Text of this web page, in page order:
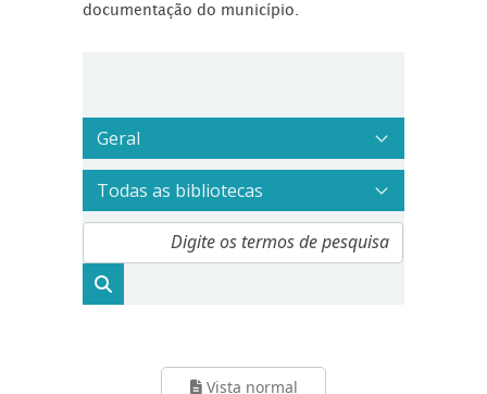
documentação do município.
Vista normal